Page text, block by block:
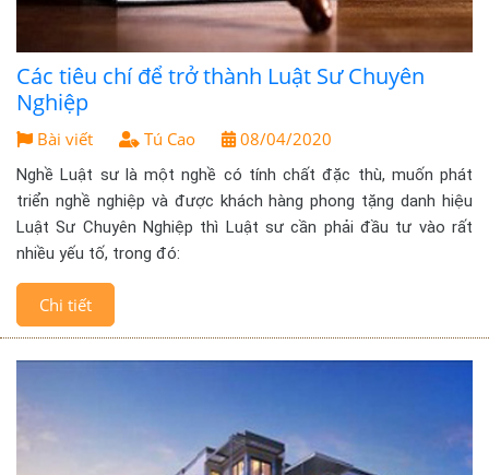
Các tiêu chí để trở thành Luật Sư Chuyên
Nghiệp
Bài viết Tú Cao 08/04/2020
Nghề Luật sư là một nghề có tính chất đặc thù, muốn phát
triển nghề nghiệp và được khách hàng phong tặng danh hiệu
Luật Sư Chuyên Nghiệp thì Luật sư cần phải đầu tư vào rất
nhiều yếu tố, trong đó:
Chi tiết